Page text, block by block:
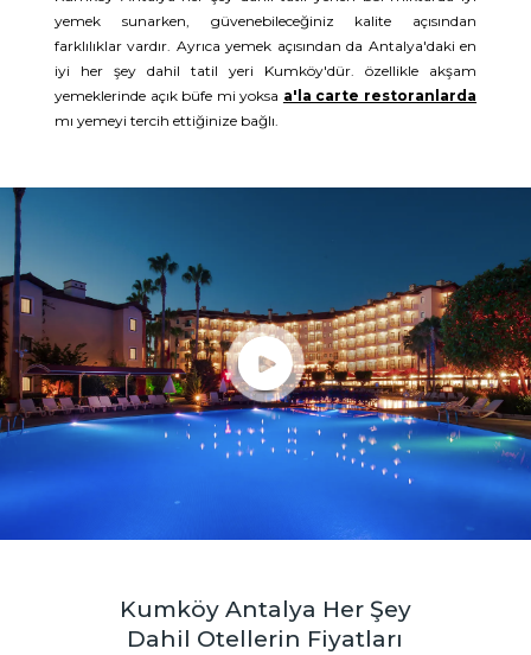
yemek sunarken, güvenebileceğiniz kalite açısından
farklılıklar vardır. Ayrıca yemek açısından da Antalya'daki en
iyi her şey dahil tatil yeri Kumköy'dür. özellikle akşam
yemeklerinde açık büfe mi yoksa a'la carte restoranlarda
mı yemeyi tercih ettiğinize bağlı.
Kumköy Antalya Her Şey
Dahil Otellerin Fiyatları